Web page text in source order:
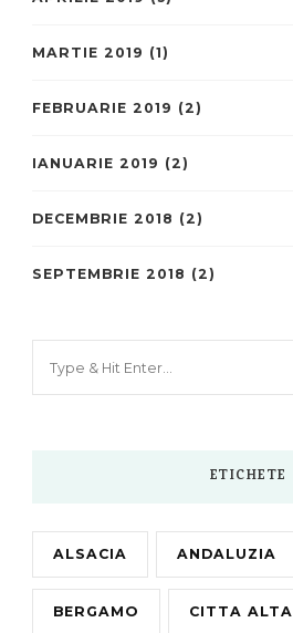
MARTIE 2019 (1)
FEBRUARIE 2019 (2)
IANUARIE 2019 (2)
DECEMBRIE 2018 (2)
SEPTEMBRIE 2018 (2)
ETICHETE
ALSACIA ANDALUZIA
BERGAMO CITTA ALTA